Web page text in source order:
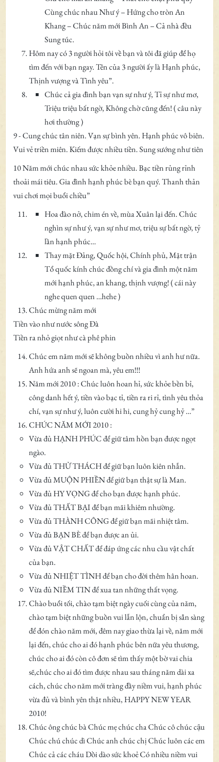
Cùng chúc nhau Như ý – Hứng cho tròn An
Khang – Chúc năm mới Bình An – Cả nhà đều
Sung túc.
Hôm nay có 3 người hỏi tôi về bạn và tôi đã giúp để họ
tìm đến với bạn ngay. Tên của 3 người ấy là Hạnh phúc,
Thịnh vượng và Tình yêu”.
Chúc cả gia đình bạn vạn sự như ý, Tỉ sự như mơ,
Triệu triệu bất ngờ, Không chờ cũng đến! ( câu này
hơi thường )
9 - Cung chúc tân niên. Vạn sự bình yên. Hạnh phúc vô biên.
Vui vẻ triền miên. Kiếm được nhiều tiền. Sung sướng như tiên
10 Năm mới chúc nhau sức khỏe nhiều. Bạc tiền rủng rỉnh
thoải mái tiêu. Gia đình hạnh phúc bè bạn quý. Thanh thản
vui chơi mọi buổi chiều”
Hoa đào nở, chim én về, mùa Xuân lại đến. Chúc
nghìn sự như ý, vạn sự như mơ, triệu sự bất ngờ, tỷ
lần hạnh phúc…
Thay mặt Đảng, Quốc hội, Chính phủ, Mặt trận
Tổ quốc kính chúc đồng chí và gia đình một năm
mới hạnh phúc, an khang, thịnh vượng! ( cái này
nghe quen quen …hehe )
Chúc mừng năm mới
Tiền vào như nước sông Đà
Tiền ra nhỏ giọt như cà phê phin
Chúc em năm mới sẽ không buồn nhiều vì anh hư nữa.
Anh hứa anh sẽ ngoan mà, yêu em!!!
Năm mới 2010 : Chúc luôn hoan hỉ, sức khỏe bền bỉ,
công danh hết ý, tiền vào bạc tỉ, tiền ra ri rỉ, tình yêu thỏa
chí, vạn sự như ý, luôn cười hi hi, cung hỷ cung hỷ …”
CHÚC NĂM MỚI 2010 :
Vừa đủ HẠNH PHÚC để giữ tâm hồn bạn được ngọt
ngào.
Vừa đủ THỬ THÁCH để giữ bạn luôn kiên nhẫn.
Vừa đủ MUỘN PHIỀN để giữ bạn thật sự là Man.
Vừa đủ HY VỌNG để cho bạn được hạnh phúc.
Vừa đủ THẤT BẠI để bạn mãi khiêm nhường.
Vừa đủ THÀNH CÔNG để giữ bạn mãi nhiệt tâm.
Vừa đủ BẠN BÈ để bạn được an ủi.
Vừa đủ VẬT CHẤT để đáp ứng các nhu cầu vật chất
của bạn.
Vừa đủ NHIỆT TÌNH để bạn cho đời thêm hân hoan.
Vừa đủ NIỀM TIN để xua tan những thất vọng.
Chào buổi tối, chào tạm biệt ngày cuối cùng của năm,
chào tạm biệt những buồn vui lẫn lộn, chuẩn bị sẳn sàng
để đón chào năm mới, đêm nay giao thừa lại về, năm mới
lại đến, chúc cho ai đó hạnh phúc bên nữa yêu thương,
chúc cho ai đó còn cô đơn sẽ tìm thấy một bờ vai chia
sẽ,chúc cho ai đó tìm được nhau sau tháng năm dài xa
cách, chúc cho năm mới tràng đầy niềm vui, hạnh phúc
vừa đủ và bình yên thật nhiều, HAPPY NEW YEAR
2010!
Chúc ông chúc bà Chúc mẹ chúc cha Chúc cô chúc cậu
Chúc chú chúc dì Chúc anh chúc chị Chúc luôn các em
Chúc cả các cháu Dồi dào sức khoẻ Có nhiều niềm vui